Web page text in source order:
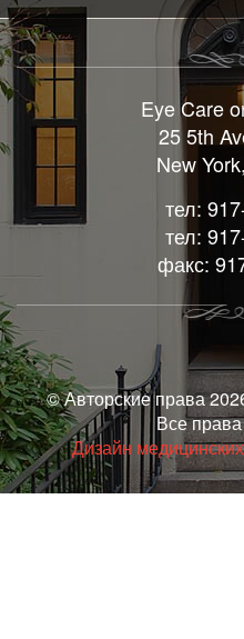
Eye Care
25 5th
New
тел:
тел:
факс:
© Авторские права
Все
Дизайн